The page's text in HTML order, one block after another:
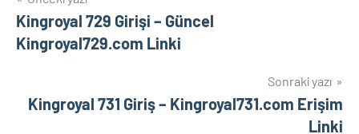
gezinmesi
Kingroyal 729 Girişi – Güncel
Kingroyal729.com Linki
Sonraki yazı
Kingroyal 731 Giriş – Kingroyal731.com Erişim
Linki